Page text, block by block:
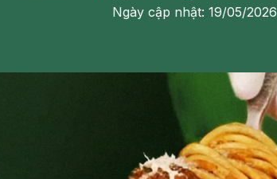
Ngày cập nhật: 19/05/2026